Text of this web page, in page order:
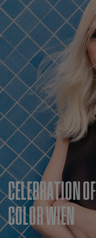
CELEBRATION OF
COLOR WIEN